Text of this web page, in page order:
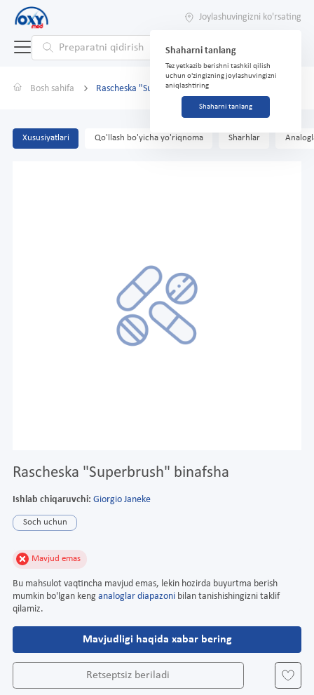
Joylashuvingizni ko'rsating
Shaharni tanlang
Tez yetkazib berishni tashkil qilish
uchun o'zingizning joylashuvingizni
aniqlashtiring
Shaharni tanlang
Bosh sahifa Rascheska "Superbrush" binafsha
Xususiyatlari Qo'llash bo'yicha yo'riqnoma Sharhlar
Rascheska "Superbrush" binafsha
Ishlab chiqaruvchi: Giorgio Janeke
Soch uchun
Mavjud emas
Bu mahsulot vaqtincha mavjud emas, lekin hozirda buyurtma berish
mumkin bo'lgan keng analoglar diapazoni bilan tanishishingizni taklif
qilamiz.
Mavjudligi haqida xabar bering
Retseptsiz beriladi